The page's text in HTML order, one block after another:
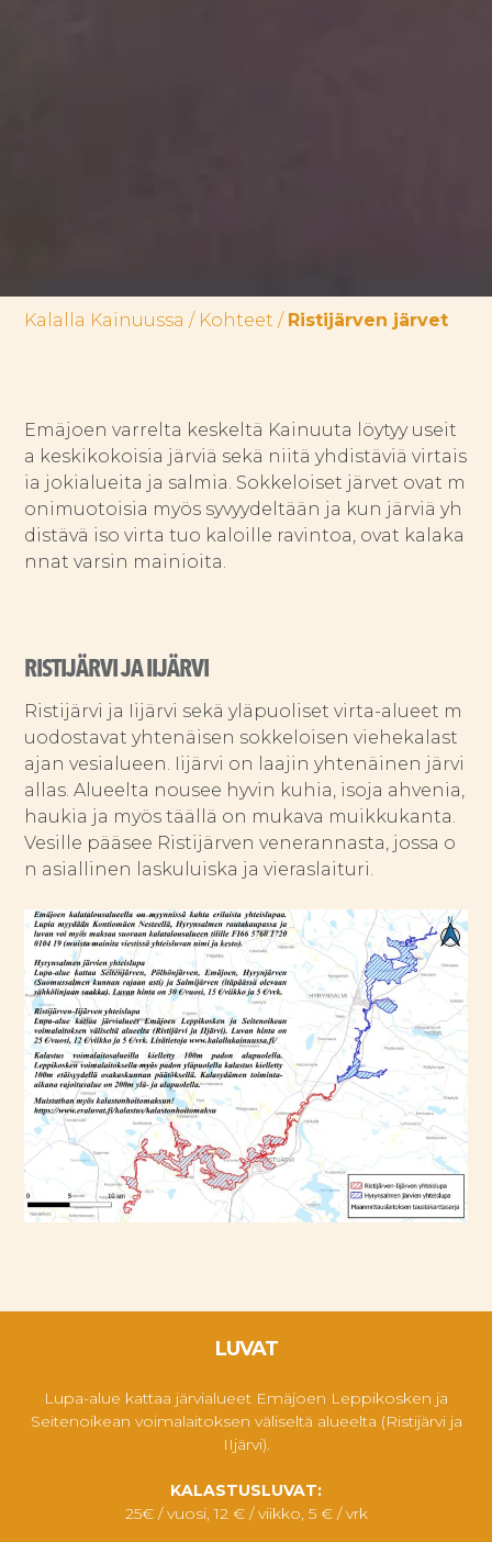
Kalalla Kainuussa / Kohteet / Ristijärven järvet
Emäjoen varrelta keskeltä Kainuuta löytyy useit
a keskikokoisia järviä sekä niitä yhdistäviä virtais
ia jokialueita ja salmia. Sokkeloiset järvet ovat m
onimuotoisia myös syvyydeltään ja kun järviä yh
distävä iso virta tuo kaloille ravintoa, ovat kalaka
nnat varsin mainioita.
RISTIJÄRVI JA IIJÄRVI
Ristijärvi ja Iijärvi sekä yläpuoliset virta-alueet m
uodostavat yhtenäisen sokkeloisen viehekalast
ajan vesialueen. Iijärvi on laajin yhtenäinen järvi
allas. Alueelta nousee hyvin kuhia, isoja ahvenia,
haukia ja myös täällä on mukava muikkukanta.
Vesille pääsee Ristijärven venerannasta, jossa o
n asiallinen laskuluiska ja vieraslaituri.
LUVAT
Lupa-alue kattaa järvialueet Emäjoen Leppikosken ja
Seitenoikean voimalaitoksen väliseltä alueelta (Ristijärvi ja
IIjärvi).
KALASTUSLUVAT:
25€ / vuosi, 12 € / viikko, 5 € / vrk